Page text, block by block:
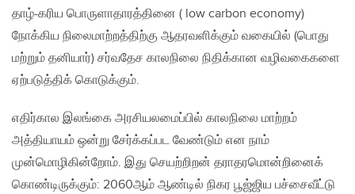
தாழ்-கரிய பொருளாதாரத்தினை ( low carbon economy)
நோக்கிய நிலைமாற்றத்திற்கு ஆதரவளிக்கும் வகையில் (பொது
மற்றும் தனியார்) சர்வதேச காலநிலை நிதிக்கான வழிவகைகளை
ஏற்படுத்திக் கொடுக்கும்.
எதிர்கால இலங்கை அரசியலமைப்பில் காலநிலை மாற்றம்
அத்தியாயம் ஒன்று சேர்க்கப்பட வேண்டும் என நாம்
முன்மொழிகின்றோம். இது செயற்றிறன் தராதரமொன்றினைக்
கொண்டிருக்கும்: 2060ஆம் ஆண்டில் நிகர பூஜ்ஜிய பச்சைவீட்டு